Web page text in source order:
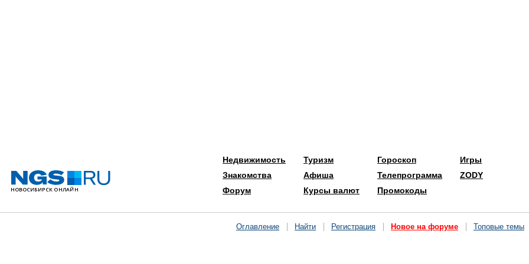
Недвижимость
Знакомства
Форум
Туризм
Афиша
Курсы валют
Гороскоп
Телепрограмма
Промокоды
Игры
ZODY
Оглавление Найти Регистрация Новое на форуме Топовые темы